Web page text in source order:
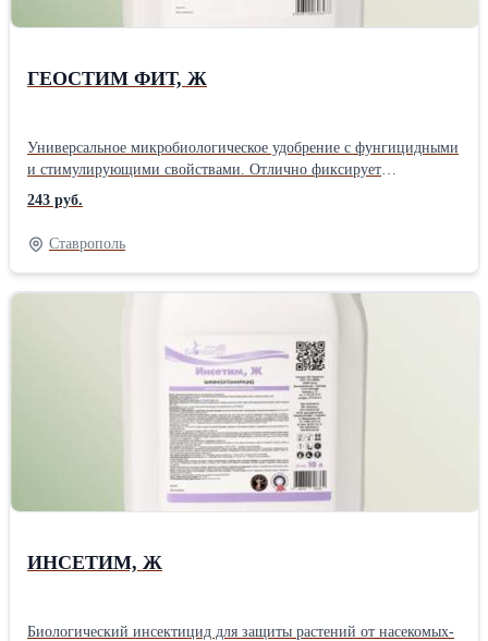
ГЕОСТИМ ФИТ, Ж
Универсальное микробиологическое удобрение с фунгицидными
и стимулирующими свойствами. Отлично фиксирует
атмосферный азот и минерализирует почвенный фосфор. В
основе Azospirillium braziliense, Bacillus megaterium, Chaetomium
globosum. Дозировка: 1-2 л/га/т Хранение: 6 месяцев при
температуре от +2°C до +4°C; 1 месяц при температуре от +15°C
до +25°CПроизводитель: Биотехагро
243 руб.
Ставрополь
ИНСЕТИМ, Ж
Биологический инсектицид для защиты растений от насекомых-